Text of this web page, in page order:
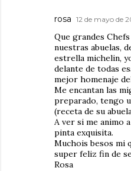
rosa 12 de mayo de
Que grandes
nuestras abuelas,
estrella michelin,
delante de todas
mejor homenaje
Me encantan las
preparado, tengo
(receta de su
A ver si me animo
pinta exquisita.
Muchois besos mi
super feliz fin de
Rosa